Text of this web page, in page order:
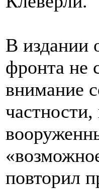
В издании
фронта не
внимание
повторил